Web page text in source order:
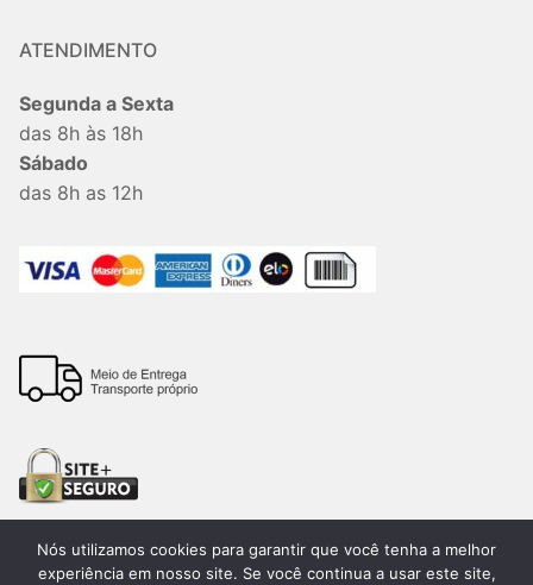
ATENDIMENTO
Segunda a Sexta
das 8h às 18h
Sábado
das 8h as 12h
Nós utilizamos cookies para garantir que você tenha a melhor
experiência em nosso site. Se você continua a usar este site,